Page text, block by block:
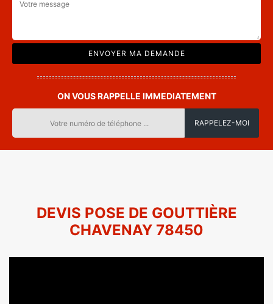
ON VOUS RAPPELLE IMMEDIATEMENT
DEVIS POSE DE GOUTTIÈRE
CHAVENAY 78450